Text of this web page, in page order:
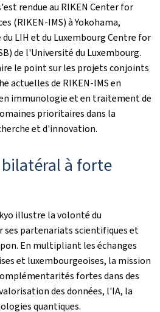
rendue au RIKEN Center for
(RIKEN-IMS) à Yokohama,
LIH et du Luxembourg Centre for
de l'Université du Luxembourg.
le point sur les projets conjoints
actuelles de RIKEN-IMS en
immunologie et en traitement de
prioritaires dans la
et d'innovation.
à forte
illustre la volonté du
ses partenariats scientifiques et
En multipliant les échanges
et luxembourgeoises, la mission
fortes dans des
des données, l'IA, la
quantiques.